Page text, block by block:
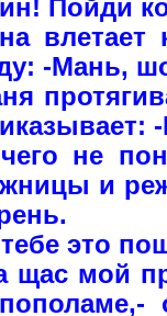
Пойди
влетает
-Мань,
не
и
это
щас мой